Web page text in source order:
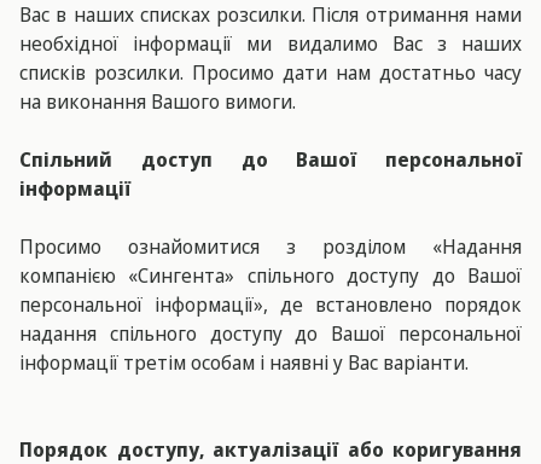
Вас в наших списках розсилки. Після отримання нами
необхідної інформації ми видалимо Вас з наших
списків розсилки. Просимо дати нам достатньо часу
на виконання Вашого вимоги.
Спільний доступ до Вашої персональної
інформації
Просимо ознайомитися з розділом «Надання
компанією «Сингента» спільного доступу до Вашої
персональної інформації», де встановлено порядок
надання спільного доступу до Вашої персональної
інформації третім особам і наявні у Вас варіанти.
Порядок доступу, актуалізації або коригування